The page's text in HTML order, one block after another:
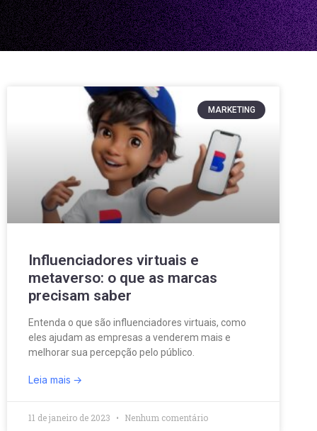
MARKETING
Influenciadores virtuais e
metaverso: o que as marcas
precisam saber
Entenda o que são influenciadores virtuais, como
eles ajudam as empresas a venderem mais e
melhorar sua percepção pelo público.
Leia mais
11 de janeiro de 2023 Nenhum comentário